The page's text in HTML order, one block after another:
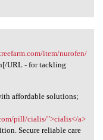
item/nurofen/
URL - for tackling
affordable solutions;
pill/cialis/">cialis</a>
Secure reliable care